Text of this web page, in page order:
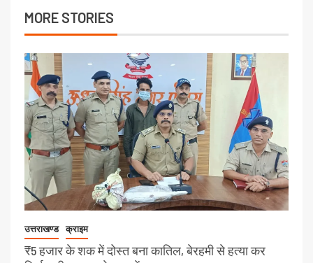
MORE STORIES
उत्तराखण्ड क्राइम
₹5 हजार के शक में दोस्त बना कातिल, बेरहमी से हत्या कर